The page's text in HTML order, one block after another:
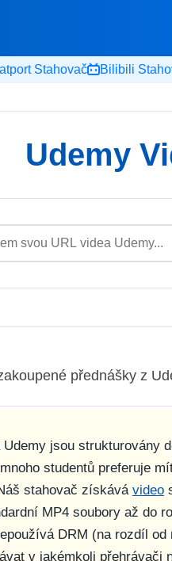
Stahovač Bilibili
Udemy
přednášky z
Udemy jsou strukturovány
studentů preferuje
stahovač získává video
MP4 soubory až do
DRM (na rozdíl
v jakémkoli přehrávači